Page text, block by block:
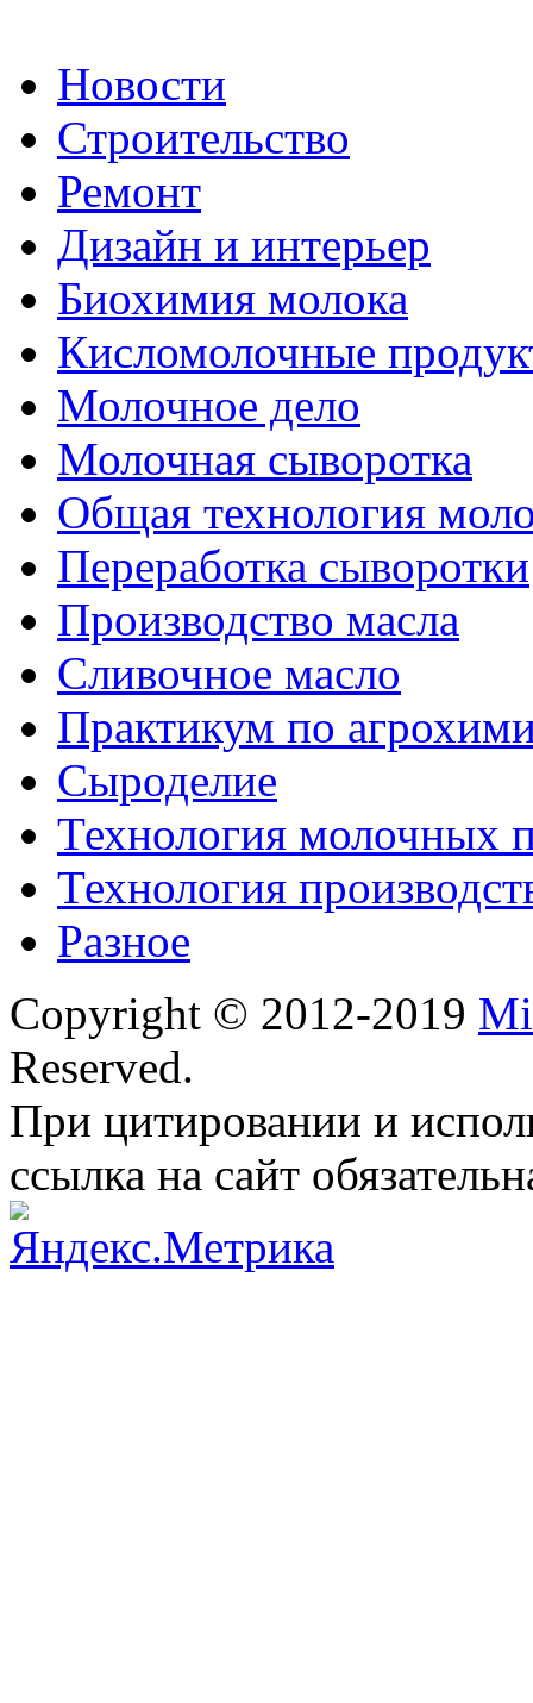
Новости
Строительство
Ремонт
Дизайн и интерьер
Биохимия молока
Кисломолочные
Молочное дело
Молочная сыворотка
Общая технология
Переработка сыворотки
Производство масла
Сливочное масло
Практикум по
Сыроделие
Технология молочных
Технология
Разное
Copyright © 2012-2019
Reserved.
При цитировании и
ссылка на сайт